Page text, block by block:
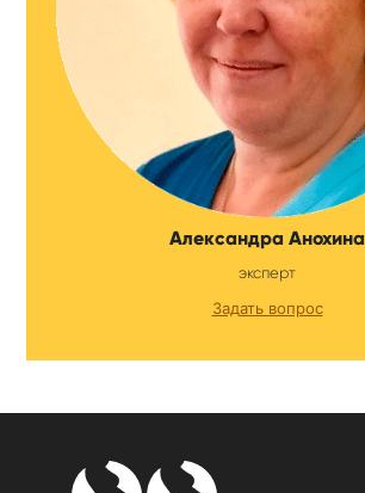
Александра Анохина
эксперт
Задать вопрос